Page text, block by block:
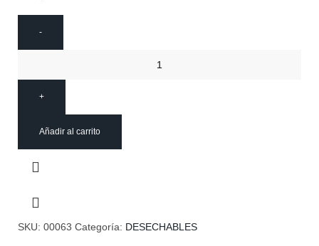
Añadir al carrito
SKU: 00063 Categoría: DESECHABLES